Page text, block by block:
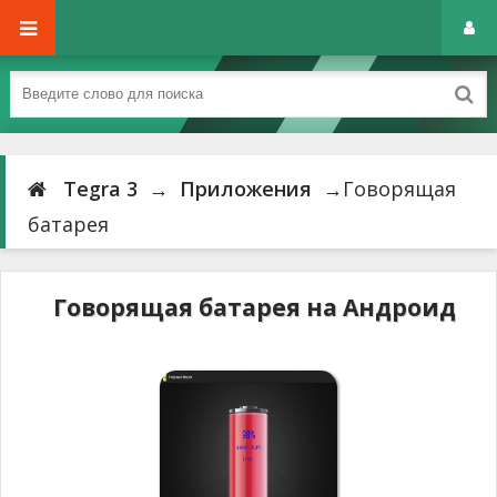
Tegra 3 → Приложения →Говорящая
батарея
Говорящая батарея на Андроид